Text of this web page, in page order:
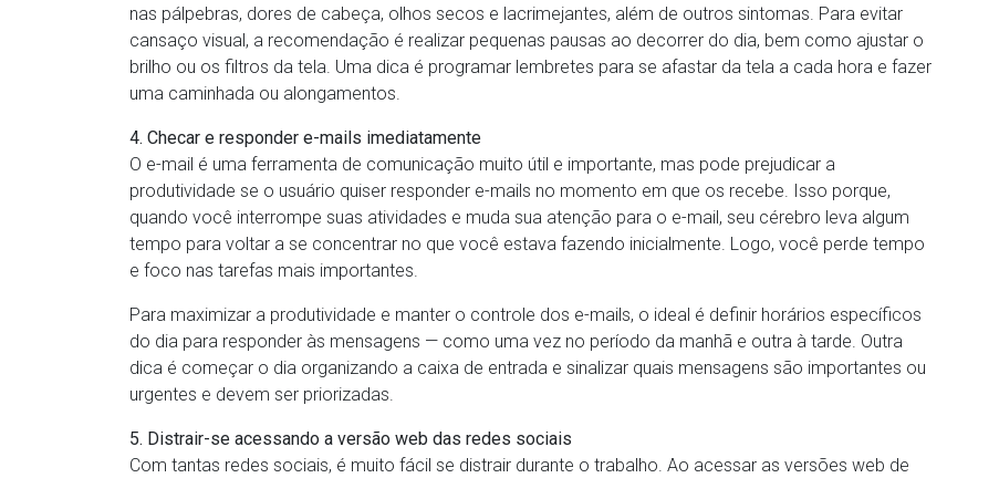
nas pálpebras, dores de cabeça, olhos secos e lacrimejantes, além de outros sintomas. Para evitar
cansaço visual, a recomendação é realizar pequenas pausas ao decorrer do dia, bem como ajustar o
brilho ou os filtros da tela. Uma dica é programar lembretes para se afastar da tela a cada hora e fazer
uma caminhada ou alongamentos.
4. Checar e responder e-mails imediatamente
O e-mail é uma ferramenta de comunicação muito útil e importante, mas pode prejudicar a
produtividade se o usuário quiser responder e-mails no momento em que os recebe. Isso porque,
quando você interrompe suas atividades e muda sua atenção para o e-mail, seu cérebro leva algum
tempo para voltar a se concentrar no que você estava fazendo inicialmente. Logo, você perde tempo
e foco nas tarefas mais importantes.
Para maximizar a produtividade e manter o controle dos e-mails, o ideal é definir horários específicos
do dia para responder às mensagens — como uma vez no período da manhã e outra à tarde. Outra
dica é começar o dia organizando a caixa de entrada e sinalizar quais mensagens são importantes ou
urgentes e devem ser priorizadas.
5. Distrair-se acessando a versão web das redes sociais
Com tantas redes sociais, é muito fácil se distrair durante o trabalho. Ao acessar as versões web de